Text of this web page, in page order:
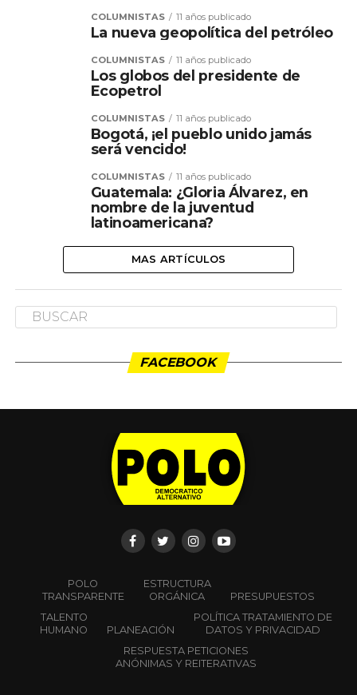
COLUMNISTAS 11 años publicado
La nueva geopolítica del petróleo
COLUMNISTAS 11 años publicado
Los globos del presidente de
Ecopetrol
COLUMNISTAS 11 años publicado
Bogotá, ¡el pueblo unido jamás
será vencido!
COLUMNISTAS 11 años publicado
Guatemala: ¿Gloria Álvarez, en
nombre de la juventud
latinoamericana?
MAS ARTÍCULOS
FACEBOOK
POLO
TRANSPARENTE
ESTRUCTURA
ORGÁNICA
PRESUPUESTOS
TALENTO
HUMANO
PLANEACIÓN
POLÍTICA TRATAMIENTO DE
DATOS Y PRIVACIDAD
RESPUESTA PETICIONES
ANÓNIMAS Y REITERATIVAS